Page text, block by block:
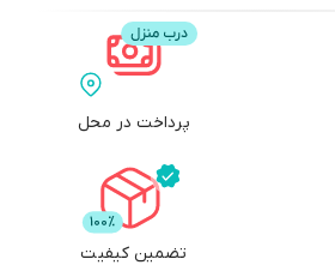
پرداخت در محل
تضمین کیفیت